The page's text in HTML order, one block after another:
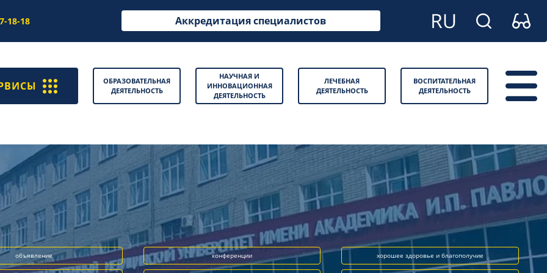
18-18 Аккредитация специалистов
ОБРАЗОВАТЕЛЬНАЯ
ДЕЯТЕЛЬНОСТЬ
НАУЧНАЯ И
ИННОВАЦИОННАЯ
ДЕЯТЕЛЬНОСТЬ
ЛЕЧЕБНАЯ
ДЕЯТЕЛЬНОСТЬ
ВОСПИТАТЕЛЬНАЯ
ДЕЯТЕЛЬНОСТЬ
объявление конференции хорошее здоровье и благополучие